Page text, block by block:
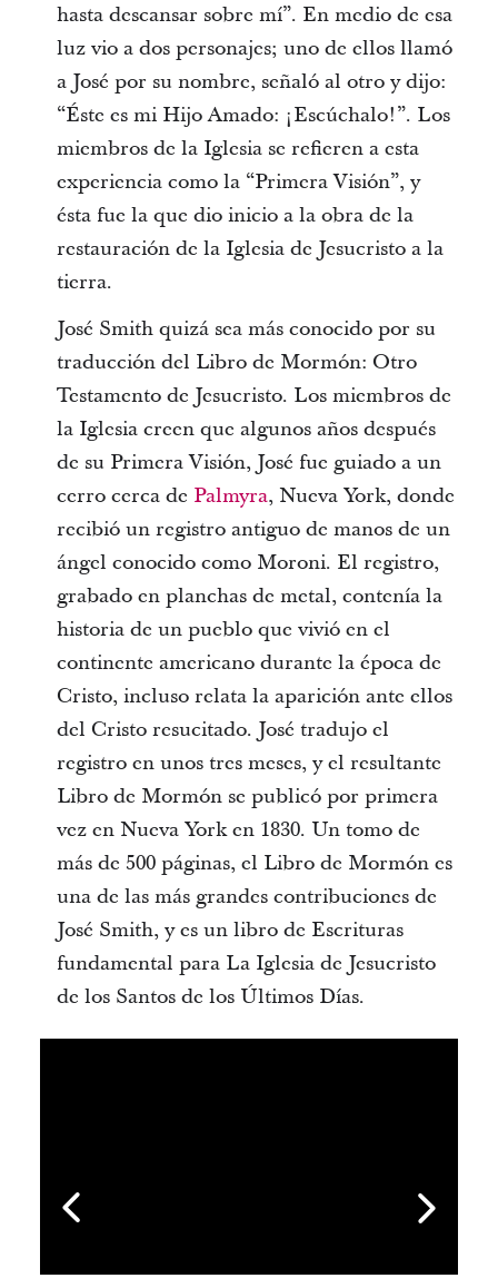
hasta descansar sobre mí”. En medio de esa
luz vio a dos personajes; uno de ellos llamó
a José por su nombre, señaló al otro y dijo:
“Éste es mi Hijo Amado: ¡Escúchalo!”. Los
miembros de la Iglesia se refieren a esta
experiencia como la “Primera Visión”, y
ésta fue la que dio inicio a la obra de la
restauración de la Iglesia de Jesucristo a la
tierra.
José Smith quizá sea más conocido por su
traducción del Libro de Mormón: Otro
Testamento de Jesucristo. Los miembros de
la Iglesia creen que algunos años después
de su Primera Visión, José fue guiado a un
cerro cerca de Palmyra, Nueva York, donde
recibió un registro antiguo de manos de un
ángel conocido como Moroni. El registro,
grabado en planchas de metal, contenía la
historia de un pueblo que vivió en el
continente americano durante la época de
Cristo, incluso relata la aparición ante ellos
del Cristo resucitado. José tradujo el
registro en unos tres meses, y el resultante
Libro de Mormón se publicó por primera
vez en Nueva York en 1830. Un tomo de
más de 500 páginas, el Libro de Mormón es
una de las más grandes contribuciones de
José Smith, y es un libro de Escrituras
fundamental para La Iglesia de Jesucristo
de los Santos de los Últimos Días.